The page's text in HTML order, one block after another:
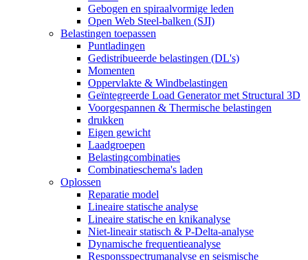
Gebogen en spiraalvormige leden
Open Web Steel-balken (SJI)
Belastingen toepassen
Puntladingen
Gedistribueerde belastingen (DL's)
Momenten
Oppervlakte & Windbelastingen
Geïntegreerde Load Generator met Structural 3D
Voorgespannen & Thermische belastingen
drukken
Eigen gewicht
Laadgroepen
Belastingcombinaties
Combinatieschema's laden
Oplossen
Reparatie model
Lineaire statische analyse
Lineaire statische en knikanalyse
Niet-lineair statisch & P-Delta-analyse
Dynamische frequentieanalyse
Responsspectrumanalyse en seismische